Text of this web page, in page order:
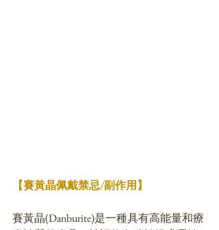
【賽黃晶佩戴禁忌/副作用】
賽黃晶(Danburite)是一種具有高能量和療